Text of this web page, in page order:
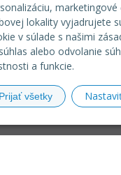
lokality vyjadrujete
v súlade s našimi
alebo odvolanie
a funkcie.
Prijať všetky